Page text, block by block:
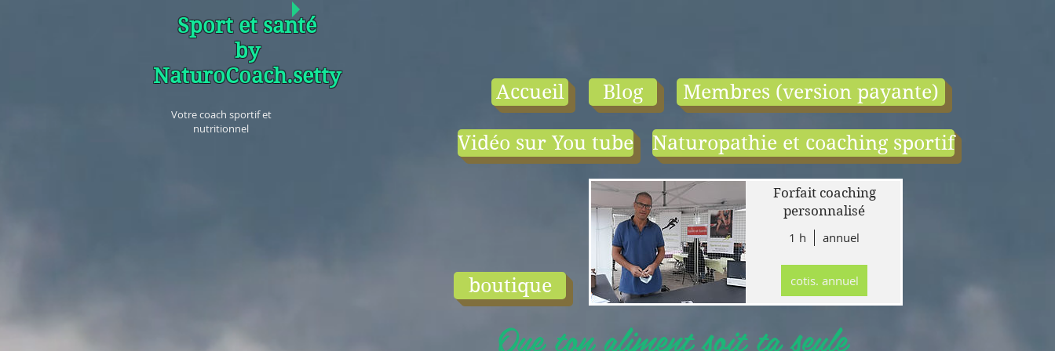
Sport et santé
by
NaturoCoach.setty
Votre coach sportif et
nutritionnel
Accueil Blog Membres (version payante)
Vidéo sur You tube Naturopathie et coaching sportif
boutique
- le tarif comprend:
1) une visio-
conférence par
mois en salle ou en
ligne.
2) 1 cours en
groupe de condition
physique en ligne
ou en salle par
semaine (sauf juillet
Forfait coaching
personnalisé
1 h
annuel
cotis. annuel
Que ton aliment soit ta seule